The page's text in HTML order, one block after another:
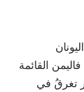
القائمة
تغرقُ في